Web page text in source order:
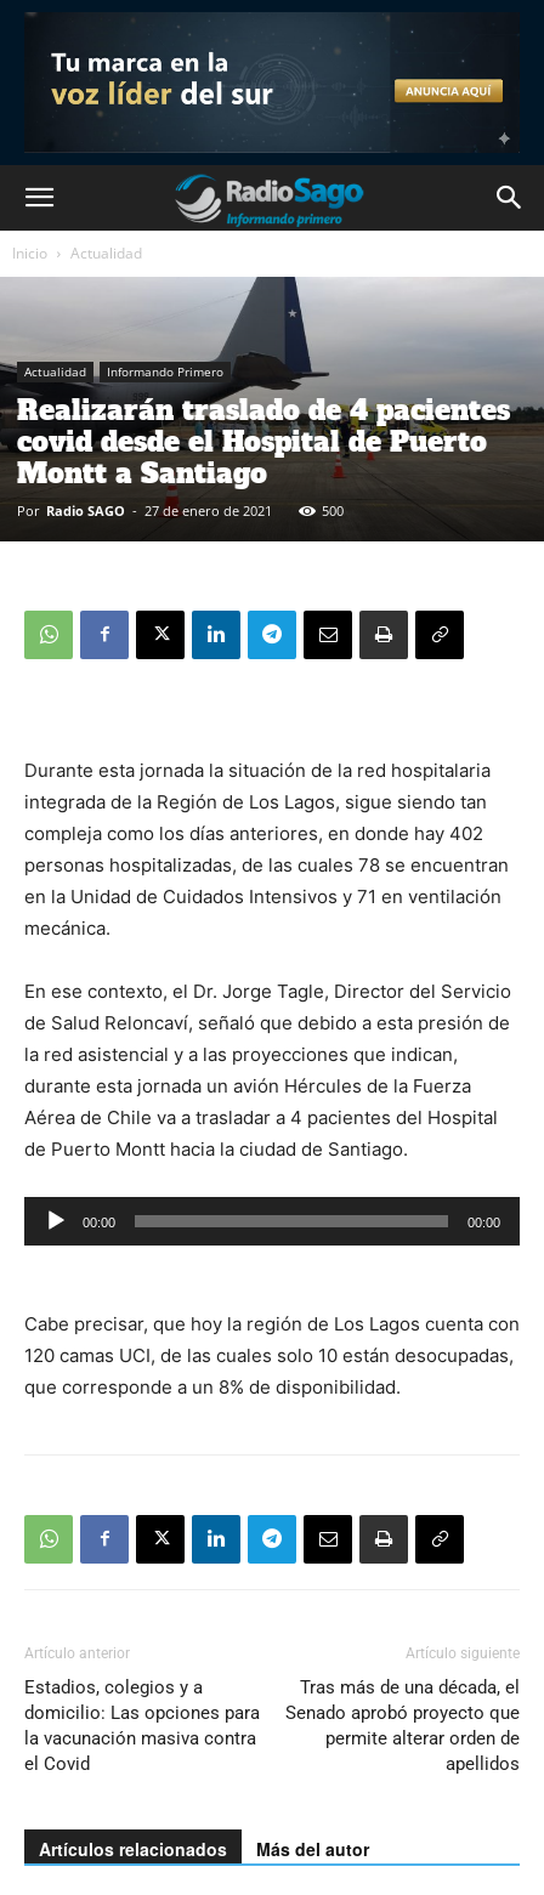
Inicio Actualidad
Actualidad Informando Primero
Realizarán traslado de 4 pacientes
covid desde el Hospital de Puerto
Montt a Santiago
Por Radio SAGO - 27 de enero de 2021 500
Durante esta jornada la situación de la red hospitalaria
integrada de la Región de Los Lagos, sigue siendo tan
compleja como los días anteriores, en donde hay 402
personas hospitalizadas, de las cuales 78 se encuentran
en la Unidad de Cuidados Intensivos y 71 en ventilación
mecánica.
En ese contexto, el Dr. Jorge Tagle, Director del Servicio
de Salud Reloncaví, señaló que debido a esta presión de
la red asistencial y a las proyecciones que indican,
durante esta jornada un avión Hércules de la Fuerza
Aérea de Chile va a trasladar a 4 pacientes del Hospital
de Puerto Montt hacia la ciudad de Santiago.
Reproductor
de
00:00 00:00
Cabe precisar, que hoy la región de Los Lagos cuenta con
120 camas UCI, de las cuales solo 10 están desocupadas,
que corresponde a un 8% de disponibilidad.
Artículo anterior
Estadios, colegios y a
domicilio: Las opciones para
la vacunación masiva contra
el Covid
Artículo siguiente
Tras más de una década, el
Senado aprobó proyecto que
permite alterar orden de
apellidos
Artículos relacionados Más del autor